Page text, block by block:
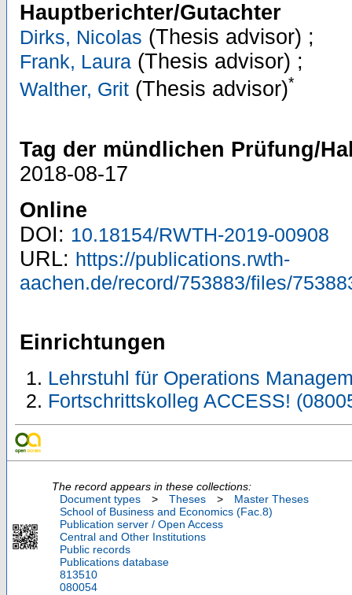
Hauptberichter/Gutachter
Dirks, Nicolas (Thesis advisor) ;
Frank, Laura (Thesis advisor) ;
Walther, Grit (Thesis advisor)*
Tag der mündlichen Prüfung/
2018-08-17
Online
DOI: 10.18154/RWTH-2019-00908
URL: https://publications.rwth-
aachen.de/record/753883/files/
Einrichtungen
Lehrstuhl für Operations
Fortschrittskolleg ACCESS!
The record appears in these collections:
Document types
> Theses >
Master Theses
School of Business and Economics (Fac.8)
Publication server / Open Access
Central and Other Institutions
Public records
Publications database
813510
080054